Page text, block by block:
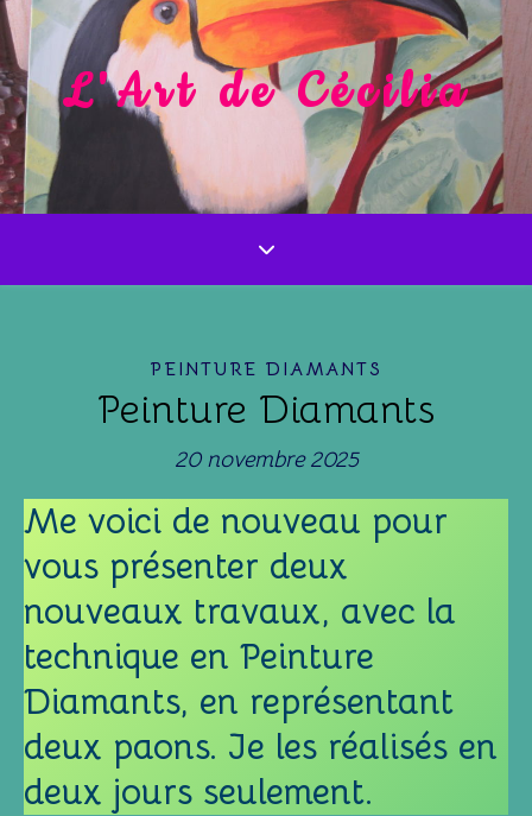
L'Art de Cécilia
PEINTURE DIAMANTS
Peinture Diamants
20 novembre 2025
Me voici de nouveau pour
vous présenter deux
nouveaux travaux, avec la
technique en Peinture
Diamants, en représentant
deux paons. Je les réalisés en
deux jours seulement.